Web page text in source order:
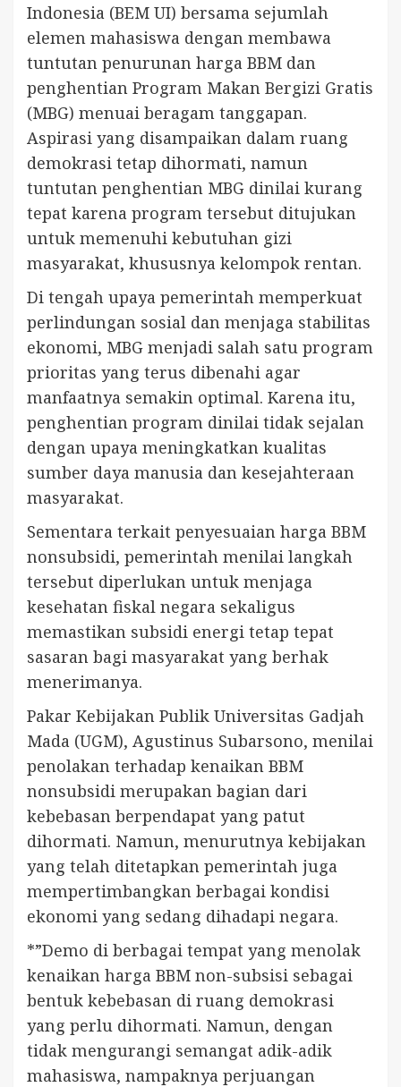
Indonesia (BEM UI) bersama sejumlah
elemen mahasiswa dengan membawa
tuntutan penurunan harga BBM dan
penghentian Program Makan Bergizi Gratis
(MBG) menuai beragam tanggapan.
Aspirasi yang disampaikan dalam ruang
demokrasi tetap dihormati, namun
tuntutan penghentian MBG dinilai kurang
tepat karena program tersebut ditujukan
untuk memenuhi kebutuhan gizi
masyarakat, khususnya kelompok rentan.
Di tengah upaya pemerintah memperkuat
perlindungan sosial dan menjaga stabilitas
ekonomi, MBG menjadi salah satu program
prioritas yang terus dibenahi agar
manfaatnya semakin optimal. Karena itu,
penghentian program dinilai tidak sejalan
dengan upaya meningkatkan kualitas
sumber daya manusia dan kesejahteraan
masyarakat.
Sementara terkait penyesuaian harga BBM
nonsubsidi, pemerintah menilai langkah
tersebut diperlukan untuk menjaga
kesehatan fiskal negara sekaligus
memastikan subsidi energi tetap tepat
sasaran bagi masyarakat yang berhak
menerimanya.
Pakar Kebijakan Publik Universitas Gadjah
Mada (UGM), Agustinus Subarsono, menilai
penolakan terhadap kenaikan BBM
nonsubsidi merupakan bagian dari
kebebasan berpendapat yang patut
dihormati. Namun, menurutnya kebijakan
yang telah ditetapkan pemerintah juga
mempertimbangkan berbagai kondisi
ekonomi yang sedang dihadapi negara.
*”Demo di berbagai tempat yang menolak
kenaikan harga BBM non-subsisi sebagai
bentuk kebebasan di ruang demokrasi
yang perlu dihormati. Namun, dengan
tidak mengurangi semangat adik-adik
mahasiswa, nampaknya perjuangan